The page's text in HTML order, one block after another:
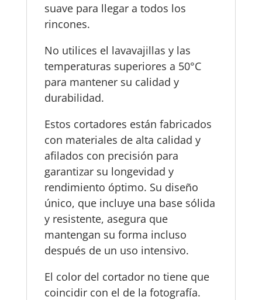
suave para llegar a todos los
rincones.
No utilices el lavavajillas y las
temperaturas superiores a 50°C
para mantener su calidad y
durabilidad.
Estos cortadores están fabricados
con materiales de alta calidad y
afilados con precisión para
garantizar su longevidad y
rendimiento óptimo. Su diseño
único, que incluye una base sólida
y resistente, asegura que
mantengan su forma incluso
después de un uso intensivo.
El color del cortador no tiene que
coincidir con el de la fotografía.